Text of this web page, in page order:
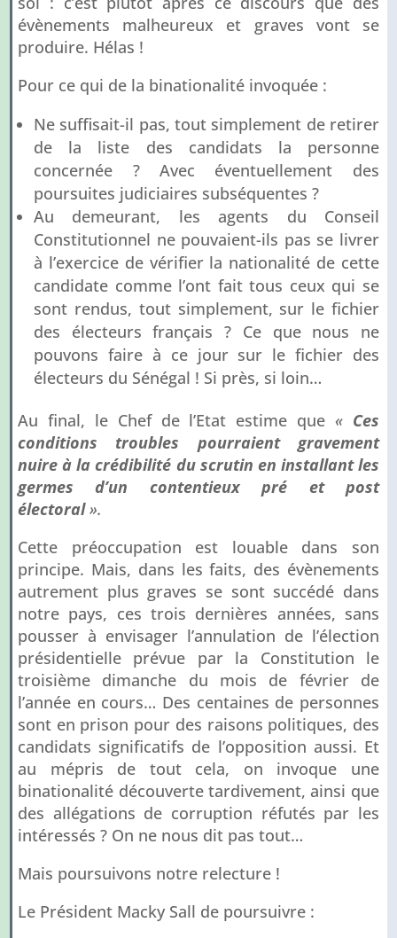
évènements malheureux et graves vont se
produire. Hélas !
Pour ce qui de la binationalité invoquée :
Ne suffisait-il pas, tout simplement de retirer
de la liste des candidats la personne
concernée ? Avec éventuellement des
poursuites judiciaires subséquentes ?
Au demeurant, les agents du Conseil
Constitutionnel ne pouvaient-ils pas se livrer
à l’exercice de vérifier la nationalité de cette
candidate comme l’ont fait tous ceux qui se
sont rendus, tout simplement, sur le fichier
des électeurs français ? Ce que nous ne
pouvons faire à ce jour sur le fichier des
électeurs du Sénégal ! Si près, si loin…
Au final, le Chef de l’Etat estime que « Ces
conditions troubles pourraient gravement
nuire à la crédibilité du scrutin en installant les
germes d’un contentieux pré et post
électoral».
Cette préoccupation est louable dans son
principe. Mais, dans les faits, des évènements
autrement plus graves se sont succédé dans
notre pays, ces trois dernières années, sans
pousser à envisager l’annulation de l’élection
présidentielle prévue par la Constitution le
troisième dimanche du mois de février de
l’année en cours… Des centaines de personnes
sont en prison pour des raisons politiques, des
candidats significatifs de l’opposition aussi. Et
au mépris de tout cela, on invoque une
binationalité découverte tardivement, ainsi que
des allégations de corruption réfutés par les
intéressés ? On ne nous dit pas tout…
Mais poursuivons notre relecture !
Le Président Macky Sall de poursuivre :